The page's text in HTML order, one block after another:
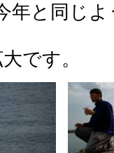
年と 同 じ
です。